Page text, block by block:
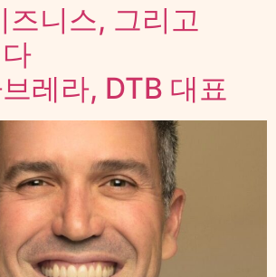
즈니스, 그리고
레라, DTB 대표